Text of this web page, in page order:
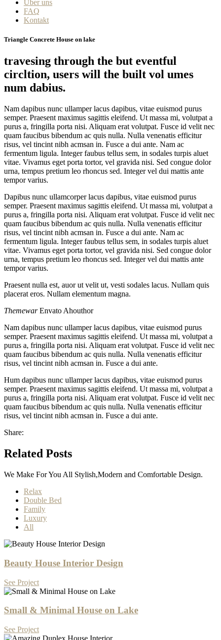
Über uns
FAQ
Kontakt
Triangle Concrete House on lake
travesing through the but eventful
circltion, users will the built vol umes
num dabius.
Nam dapibus nunc ullamper lacus dapibus, vitae euismod purus
semper. Praesent maximus sagittis eleifend. Ut massa mi, volutpat a
purus a, fringilla porta nisi. Aliquam erat volutpat. Fusce id velit nec
quam faucibus bibendum ac quis nulla. Nulla venenatis efficitur
risus, vel tincint nibh acmsan in. Fusce a dui ante. Nam ac
fermentum ligula. Integer faubus tellus sem, in sodales turpis aluet
vitae. Vivamus eget porta tortor, vel gravida nisi. Sed congue dolor
urna, tempus pretium leo rhoncus sed. Integer vel dui mattis ante
tempor varius.
Dapibus nunc ullamcorper lacus dapibus, vitae euismod purus
semper. Praesent maximus sagittis eleifend. Ut massa mi, volutpat a
purus a, fringilla porta nisi. Aliquam erat volutpat. Fusce id velit nec
quam faucibus bibendum ac quis nulla. Nulla venenatis efficitur
risus, vel tincint nibh acmsan in. Fusce a dui ante. Nam ac
fermentum ligula. Integer faubus tellus sem, in sodales turpis aluet
vitae. Vivamus eget porta tortor, vel gravida nisi. Sed congue dolor
urna, tempus pretium leo rhoncus sed. Integer vel dui mattis ante
tempor varius.
Praesent nulla est, auor ut velit ut, vesti sodales lacus. Nullam quis
placerat eros. Nullam elementum magna.
Themewar Envato Ahouthor
Nam dapibus nunc ullamper lacus dapibus, vitae euismod purus
semper. Praesent maximus sagittis eleifend. Ut massa mi, volutpat a
purus a, fringilla porta nisi. Aliquam erat volutpat. Fusce id velit nec
quam faucibus bibendum ac quis nulla. Nulla venenatis efficitur
risus, vel tincint nibh acmsan in. Fusce a dui ante.
Hum dapibus nunc ullamper lacus dapibus, vitae euismod purus
semper. Praesent maximus sagittis eleifend. Ut massa mi, volutpat a
purus a, fringilla porta nisi. Aliquam erat volutpat. Fusce id velit nec
quam faucibus bibendum ac quis nulla. Nulla venenatis efficitur
risus, vel tincint nibh acmsan in. Fusce a dui ante.
Share:
Related Posts
We Make For You All Stylish,Modern and Comfortable Design.
Relax
Double Bed
Family
Luxury
All
Beauty House Interior Design
See Project
Small & Minimal House on Lake
See Project